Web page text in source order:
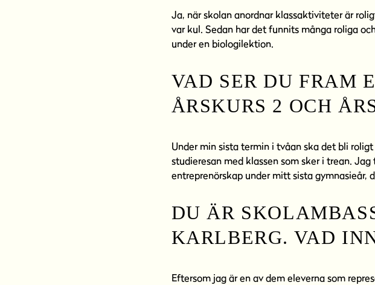
Ja, när skolan anordnar klassaktiviteter är
var kul. Sedan har det funnits många roliga
under en biologilektion.
VAD SER DU FRAM
ÅRSKURS 2 OCH
Under min sista termin i tvåan ska det bli
studieresan med klassen som sker i trean.
entreprenörskap under mitt sista
DU ÄR
KARLBERG. VAD
Eftersom jag är en av dem eleverna som